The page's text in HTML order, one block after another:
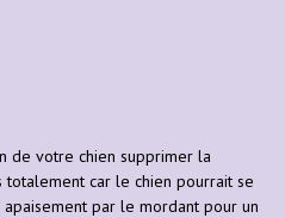
de votre chien supprimer la
totalement car le chien pourrait se
apaisement par le mordant pour un